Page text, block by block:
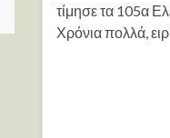
τίμησε τα 105α
Χρόνια πολλά,